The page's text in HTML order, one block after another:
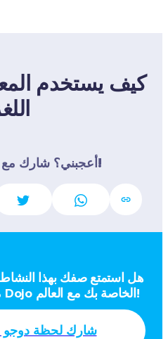
أعجبني؟ شارك مع مدرسين آخرين!
من خلال مشاركة لحظة Dojo الخاصة بك مع العالم!
شارك لحظة دوجو